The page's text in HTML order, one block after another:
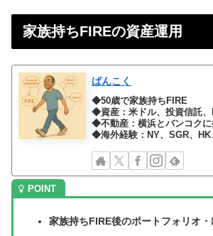
家族持ちFIREの資産運用
ばんこく
◆50歳で家族持ちFIRE
◆資産：米ドル、投資信託
◆不動産：横浜とバンコクに
◆海外経験：NY、SGR、HK
家族持ちFIRE後のポートフォリオ